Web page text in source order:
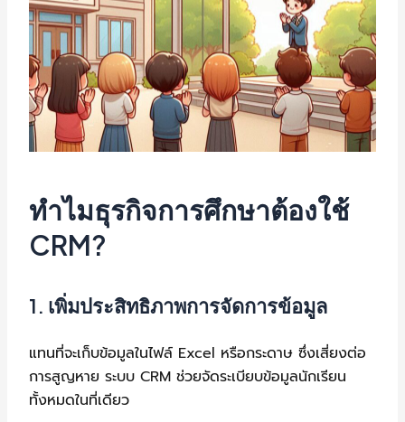
ทำไมธุรกิจการศึกษาต้องใช้
CRM?
1. เพิ่มประสิทธิภาพการจัดการข้อมูล
แทนที่จะเก็บข้อมูลในไฟล์ Excel หรือกระดาษ ซึ่งเสี่ยงต่อ
การสูญหาย ระบบ CRM ช่วยจัดระเบียบข้อมูลนักเรียน
ทั้งหมดในที่เดียว